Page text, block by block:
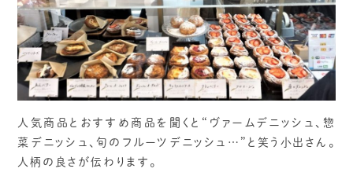
人気商品とおすすめ商品を聞くと“ヴァームデニッシュ、惣
菜デニッシュ、旬のフルーツデニッシュ…”と笑う小出さん。
人柄の良さが伝わります。